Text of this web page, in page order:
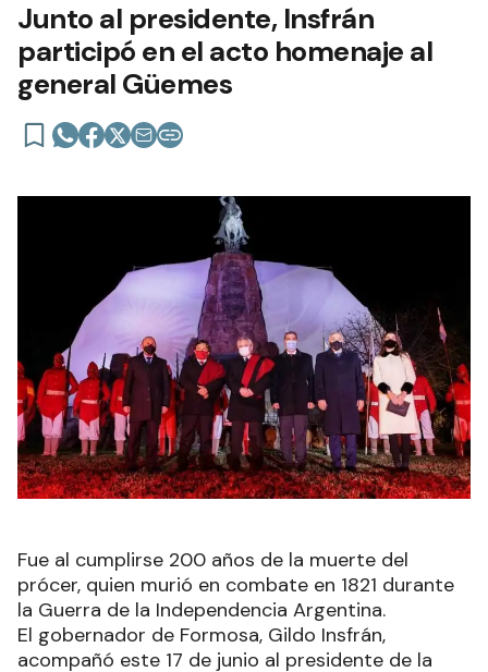
Junto al presidente, Insfrán
participó en el acto homenaje al
general Güemes
Fue al cumplirse 200 años de la muerte del
prócer, quien murió en combate en 1821 durante
la Guerra de la Independencia Argentina.
El gobernador de Formosa, Gildo Insfrán,
acompañó este 17 de junio al presidente de la